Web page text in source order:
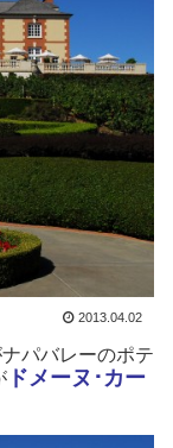
2013.04.02
パバレーのポテ
ドメーヌ･カー